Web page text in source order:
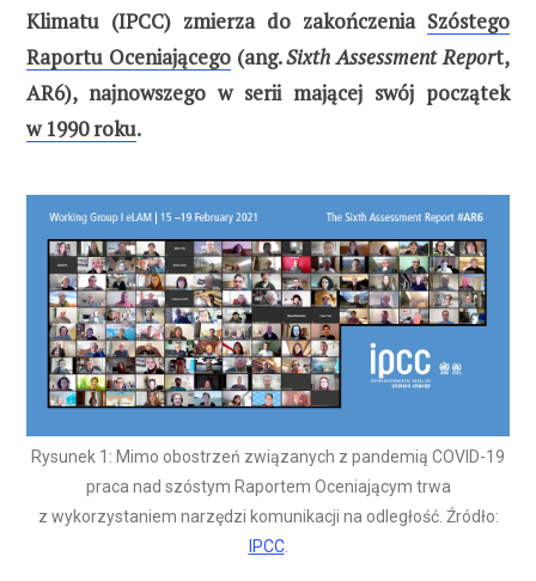
Klimatu (IPCC) zmierza do zakończenia Szóstego
Raportu Oceniającego(ang.Sixth Assessment Report,
AR6), najnowszego w serii mającej swój początek
w 1990 roku.
Rysunek 1: Mimo obostrzeń związanych z pandemią COVID-19
praca nad szóstym Raportem Oceniającym trwa
z wykorzystaniem narzędzi komunikacji na odległość. Źródło:
IPCC.